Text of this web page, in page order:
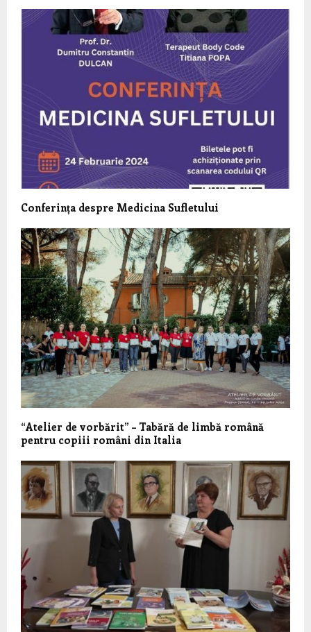
Conferința despre Medicina Sufletului
“Atelier de vorbărit” – Tabără de limbă română
pentru copiii români din Italia